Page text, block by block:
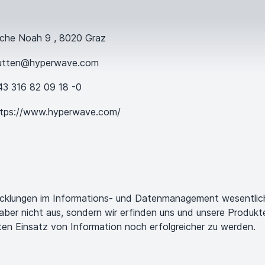
Noah 9 , 8020 Graz
316 82 09 18 -0
www.hyperwave.com/
im Informations- und Datenmanagement
nicht aus, sondern wir erfinden uns und unsere
Einsatz von Information noch erfolgreicher zu werden.